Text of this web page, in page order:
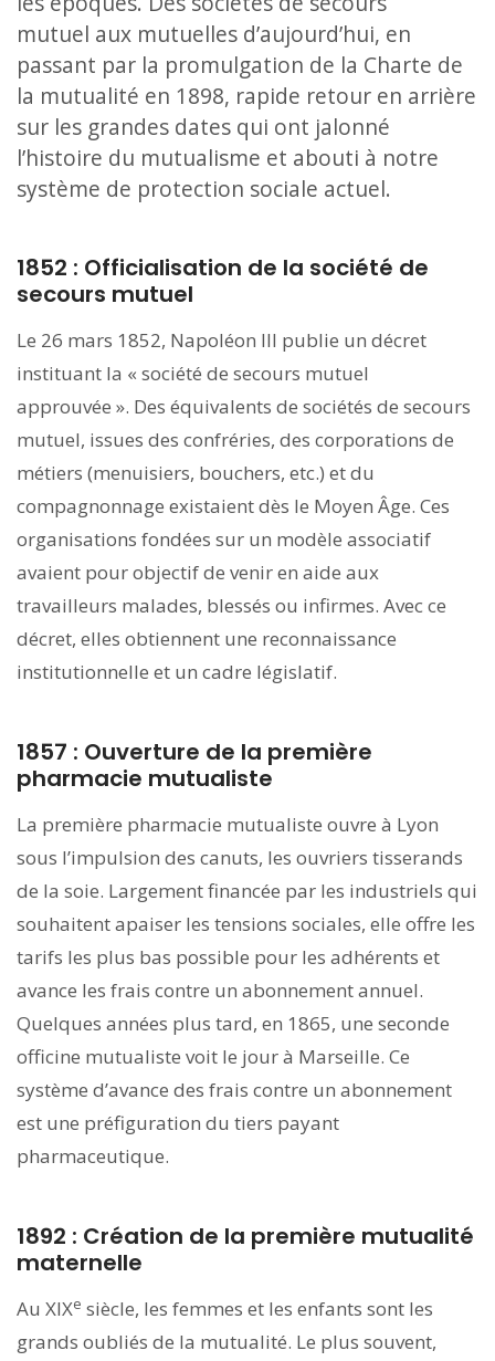
mutuel aux mutuelles d’aujourd’hui, en
passant par la promulgation de la Charte de
la mutualité en 1898, rapide retour en arrière
sur les grandes dates qui ont jalonné
l’histoire du mutualisme et abouti à notre
système de protection sociale actuel.
1852 : Officialisation de la société de
secours mutuel
Le 26 mars 1852, Napoléon III publie un décret
instituant la « société de secours mutuel
approuvée ». Des équivalents de sociétés de secours
mutuel, issues des confréries, des corporations de
métiers (menuisiers, bouchers, etc.) et du
compagnonnage existaient dès le Moyen Âge. Ces
organisations fondées sur un modèle associatif
avaient pour objectif de venir en aide aux
travailleurs malades, blessés ou infirmes. Avec ce
décret, elles obtiennent une reconnaissance
institutionnelle et un cadre législatif.
1857 : Ouverture de la première
pharmacie mutualiste
La première pharmacie mutualiste ouvre à Lyon
sous l’impulsion des canuts, les ouvriers tisserands
de la soie. Largement financée par les industriels qui
souhaitent apaiser les tensions sociales, elle offre les
tarifs les plus bas possible pour les adhérents et
avance les frais contre un abonnement annuel.
Quelques années plus tard, en 1865, une seconde
officine mutualiste voit le jour à Marseille. Ce
système d’avance des frais contre un abonnement
est une préfiguration du tiers payant
pharmaceutique.
1892 : Création de la première mutualité
maternelle
Au XIXe siècle, les femmes et les enfants sont les
grands oubliés de la mutualité. Le plus souvent,